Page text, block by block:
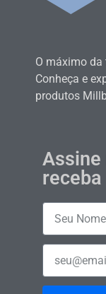
O máximo
Conheça e
produtos